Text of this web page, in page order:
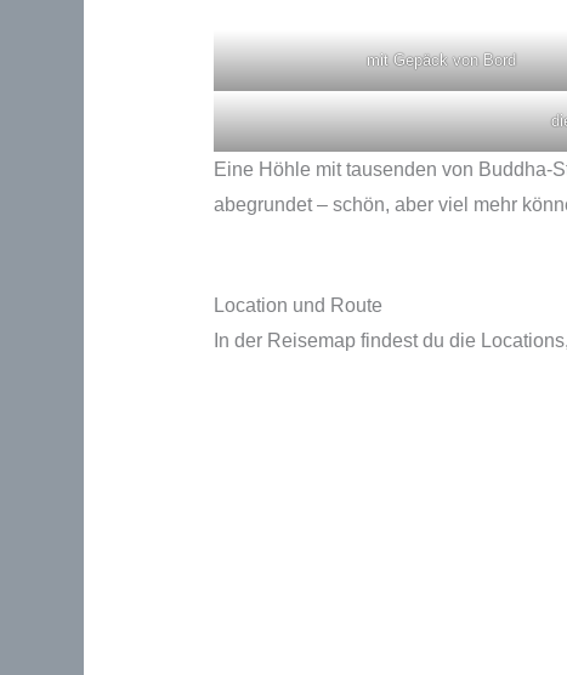
mit Gepäck von Bord
Eine Höhle mit tausenden von Buddha-
abegrundet – schön, aber viel mehr
Location und Route
In der Reisemap findest du die